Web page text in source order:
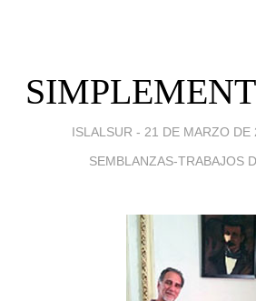
ISLALSUR - 21 DE MARZO DE
SEMBLANZAS-TRABAJOS